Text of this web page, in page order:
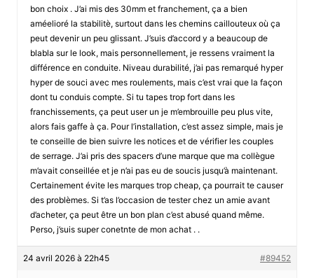
bon choix . J’ai mis des 30mm et franchement, ça a bien
améelioré la stabilitè, surtout dans les chemins caillouteux où ça
peut devenir un peu glissant. J’suis d’accord y a beaucoup de
blabla sur le look, mais personnellement, je ressens vraiment la
différence en conduite. Niveau durabilité, j’ai pas remarqué hyper
hyper de souci avec mes roulements, mais c’est vrai que la façon
dont tu conduis compte. Si tu tapes trop fort dans les
franchissements, ça peut user un je m’embrouille peu plus vite,
alors fais gaffe à ça. Pour l’installation, c’est assez simple, mais je
te conseille de bien suivre les notices et de vérifier les couples
de serrage. J’ai pris des spacers d’une marque que ma collègue
m’avait conseillée et je n’ai pas eu de soucis jusqu’à maintenant.
Certainement évite les marques trop cheap, ça pourrait te causer
des problèmes. Si t’as l’occasion de tester chez un amie avant
d’acheter, ça peut être un bon plan c’est abusé quand même.
Perso, j’suis super conetnte de mon achat . .
24 avril 2026 à 22h45 #89452